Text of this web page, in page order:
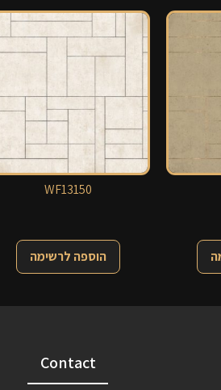
WF13150
הוספה לרשימה
Contact